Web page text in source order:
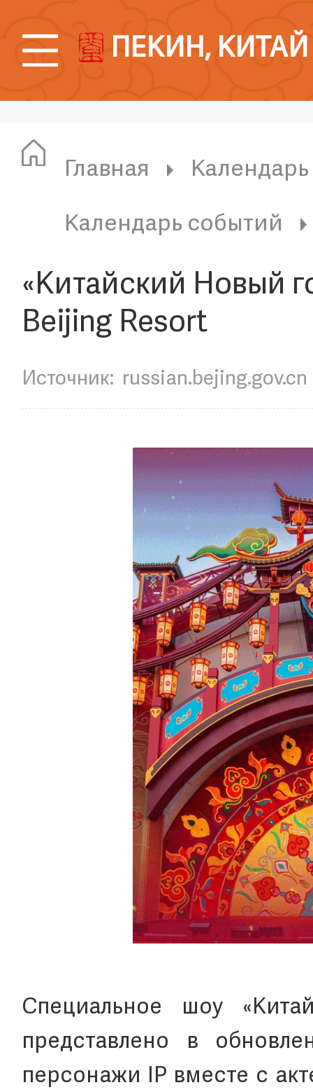
ПЕКИН, КИТАЙ
Главная
Календарь событий
«Китайский Новый
Beijing Resort
Источник: russian.bejing.gov.cn
Специальное шоу
представлено в
персонажи IP вместе с